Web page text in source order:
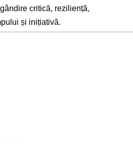
critică, reziliență,
și inițiativă.